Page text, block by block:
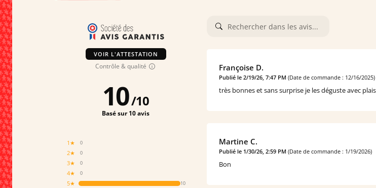
VOIR L'ATTESTATION
Contrôle & qualité
0
1★
0
2★
0
3★
0
4★
10
5★
10/10
Basé sur 10 avis
Françoise D.
Publié le 2/19/26, 7:47 PM (Date de commande : 12/16/2025)
très bonnes et sans surprise je les déguste avec
Martine C.
Publié le 1/30/26, 2:59 PM (Date de commande : 1/19/2026)
Bon